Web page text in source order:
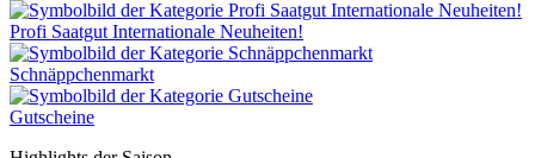
Profi Saatgut Internationale Neuheiten!
Schnäppchenmarkt
Gutscheine